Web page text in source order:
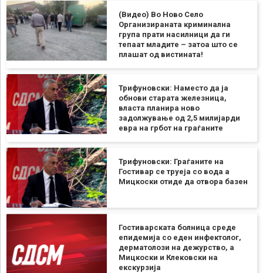
(Видео) Во Ново Село
Организираната криминална
група прати насилници да ги
тепаат младите – затоа што се
плашат од вистината!
Трифуновски: Наместо да ја
обнови старата железница,
власта планира ново
задолжување од 2,5 милијарди
евра на грбот на граѓаните
Трифуновски: Граѓаните на
Гостивар се труеја со вода а
Мицкоски отиде да отвора базен
Гостиварската болница среде
епидемија со еден инфектолог,
дерматолози на дежурство, а
Мицкоски и Клековски на
екскурзија